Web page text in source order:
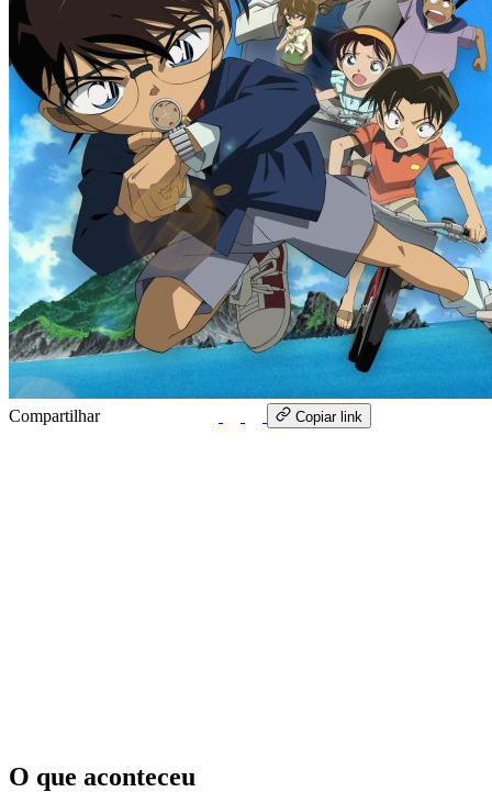
Compartilhar Copiar link
O que aconteceu